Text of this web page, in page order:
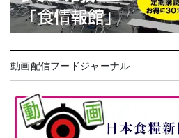
動画配信フードジャーナル